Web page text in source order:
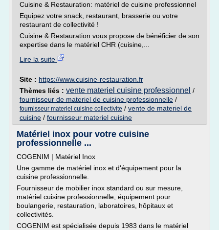
Cuisine & Restauration: matériel de cuisine professionnel
Equipez votre snack, restaurant, brasserie ou votre
restaurant de collectivité !
Cuisine & Restauration vous propose de bénéficier de son
expertise dans le matériel CHR (cuisine,...
Lire la suite
Site : https://www.cuisine-restauration.fr
Thèmes liés : vente materiel cuisine professionnel /
fournisseur de materiel de cuisine professionnelle /
fournisseur materiel cuisine collectivite / vente de materiel de
cuisine / fournisseur materiel cuisine
Matériel inox pour votre cuisine
professionnelle ...
COGENIM | Matériel Inox
Une gamme de matériel inox et d'équipement pour la
cuisine professionnelle.
Fournisseur de mobilier inox standard ou sur mesure,
matériel cuisine professionnelle, équipement pour
boulangerie, restauration, laboratoires, hôpitaux et
collectivités.
COGENIM est spécialisée depuis 1983 dans le matériel